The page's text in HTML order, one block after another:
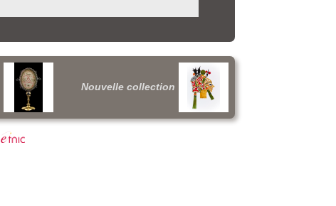
Nouvelle collection